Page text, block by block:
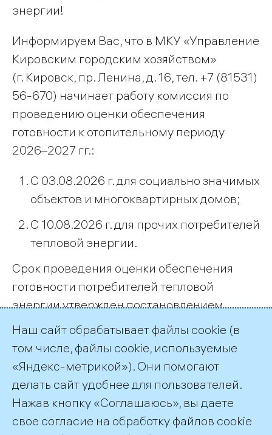
энергии!
Информируем Вас, что в МКУ «Управление
Кировским городским хозяйством»
(г. Кировск, пр. Ленина, д. 16, тел. +7 (81531)
56-670) начинает работу комиссия по
проведению оценки обеспечения
готовности к отопительному периоду
2026–2027 гг.:
С 03.08.2026 г. для социально значимых
объектов и многоквартирных домов;
С 10.08.2026 г. для прочих потребителей
тепловой энергии.
Срок проведения оценки обеспечения
готовности потребителей тепловой
энергии утвержден постановлением
администрации муниципального округа г.
Кировск Мурманской области от
15.05.2026 г. № 736.
← Все публикации
Наш сайт обрабатывает файлы cookie (в
том числе, файлы cookie, используемые
«Яндекс-метрикой»). Они помогают
делать сайт удобнее для пользователей.
Нажав кнопку «Соглашаюсь», вы даете
свое согласие на обработку файлов cookie